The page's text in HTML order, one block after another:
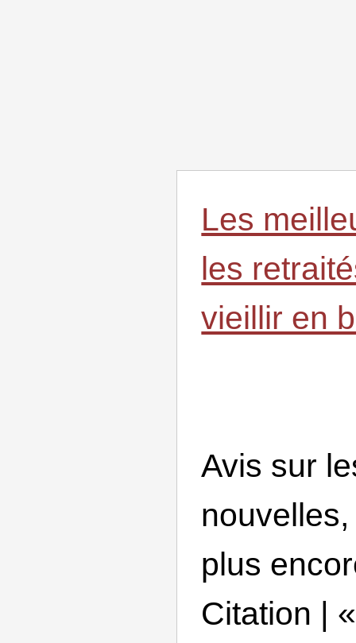
Les
les
vieillir en
Avis sur
plus
Citation |